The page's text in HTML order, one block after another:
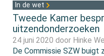
In de wet
Tweede Kamer
uitzendonderzoeken
24 juni 2020 door Hinke
De Commissie SZW buigt